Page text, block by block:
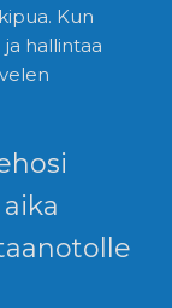
Kun
hallintaa